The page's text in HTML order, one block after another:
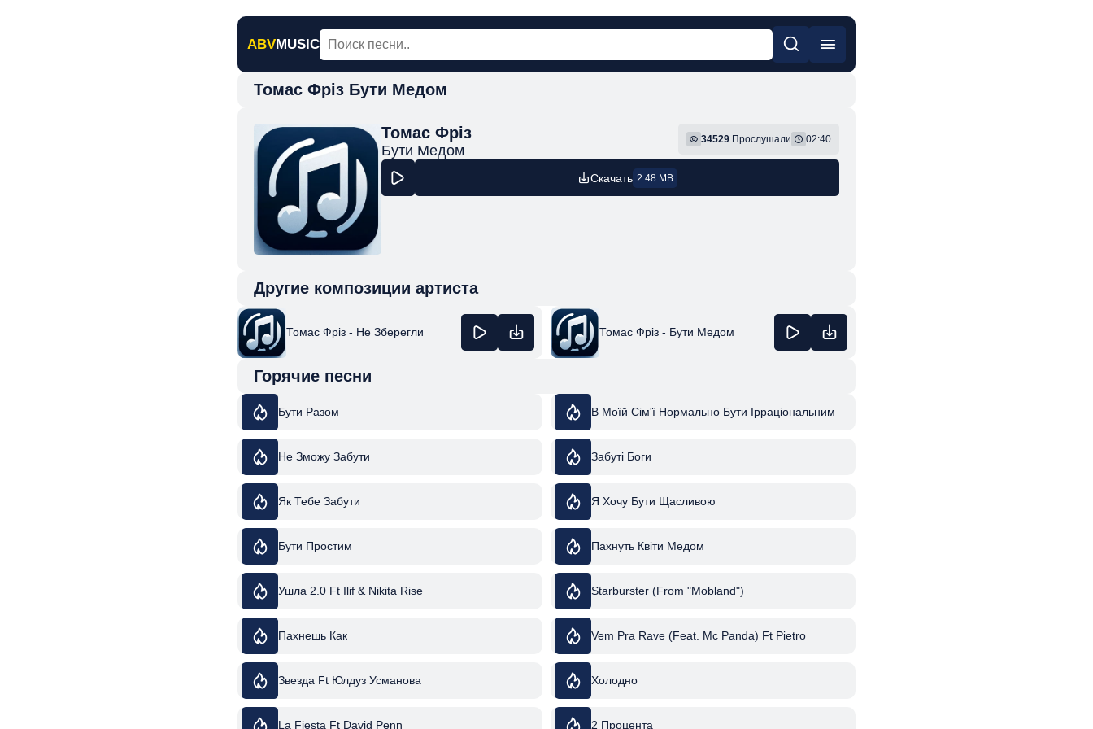
ABVMUSIC
Томас Фріз Бути Медом
Томас Фріз
Бути Медом
34529 Прослушали 02:40
Скачать 2.48 MB
Другие композиции артиста
Томас Фріз - Не Зберегли Томас Фріз - Бути Медом
Горячие песни
Бути Разом В Моїй Сім'ї Нормально Бути Ірраціональним
Не Зможу Забути Забуті Боги
Як Тебе Забути Я Хочу Бути Щасливою
Бути Простим Пахнуть Квіти Медом
Ушла 2.0 Ft Ilif & Nikita Rise Starburster (From "Mobland")
Пахнешь Как Vem Pra Rave (Feat. Mc Panda) Ft Pietro
Звезда Ft Юлдуз Усманова Холодно
La Fiesta Ft David Penn 2 Процента